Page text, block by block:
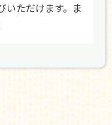
ただけます。ま